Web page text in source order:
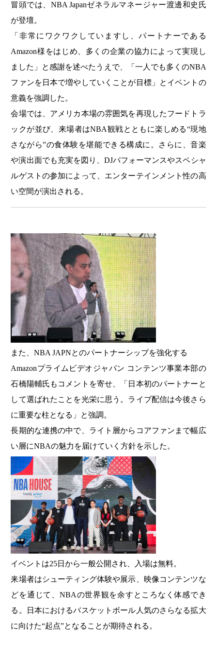
冒頭では、NBA Japanゼネラルマネージャー渡邊和史氏
が登壇。
「非常にワクワクしていますし、パートナーである
Amazon様をはじめ、多くの企業の協力によって実現し
ました」と感謝を述べたうえで、「一人でも多くのNBA
ファンを日本で増やしていくことが目標」とイベントの
意義を強調した。
会場では、アメリカ本場の雰囲気を再現したフードトラ
ックが並び、来場者はNBA観戦とともに楽しめる“現地
さながら”の食体験を堪能できる構成に。さらに、音楽
や演出面でも充実を図り、DJパフォーマンスやスペシャ
ルゲストの参加によって、エンターテインメント性の高
い空間が演出される。
また、NBA JAPNとのパートナーシップを強化する
Amazonプライムビデオジャパン コンテンツ事業本部の
石橋陽輔氏もコメントを寄せ、「日本初のパートナーと
して選ばれたことを光栄に思う。ライブ配信は今後さら
に重要な柱となる」と強調。
長期的な連携の中で、ライト層からコアファンまで幅広
い層にNBAの魅力を届けていく方針を示した。
イベントは25日から一般公開され、入場は無料。
来場者はシューティング体験や展示、映像コンテンツな
どを通じて、NBAの世界観を余すところなく体感でき
る。日本におけるバスケットボール人気のさらなる拡大
に向けた“起点”となることが期待される。